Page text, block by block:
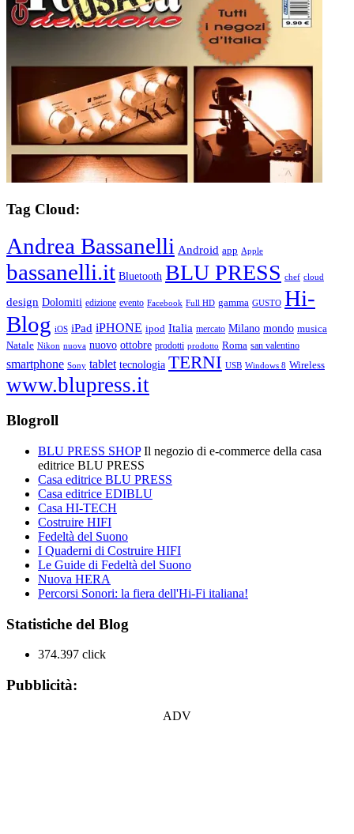
Tag Cloud:
Andrea Bassanelli Android app Apple
bassanelli.it Bluetooth BLU PRESS chef cloud
design Dolomiti edizione evento Facebook Full HD gamma GUSTO Hi-
Blog iOS iPad iPHONE ipod Italia mercato Milano mondo musica
Natale Nikon nuova nuovo ottobre prodotti prodotto Roma san valentino
smartphone Sony tablet tecnologia TERNI USB Windows 8 Wireless
www.blupress.it
Blogroll
BLU PRESS SHOPIl negozio di e-commerce della casa
editrice BLU PRESS
Casa editrice BLU PRESS
Casa editrice EDIBLU
Casa HI-TECH
Costruire HIFI
Fedeltà del Suono
I Quaderni di Costruire HIFI
Le Guide di Fedeltà del Suono
Nuova HERA
Percorsi Sonori: la fiera dell'Hi-Fi italiana!
Statistiche del Blog
374.397 click
Pubblicità:
ADV